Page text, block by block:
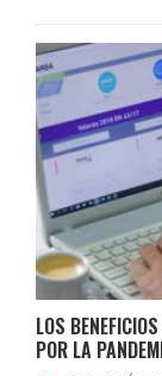
LOS
POR LA